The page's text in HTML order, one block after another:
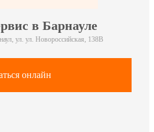
в Барнауле
ул. ул. Новороссийская, 138В
онлайн